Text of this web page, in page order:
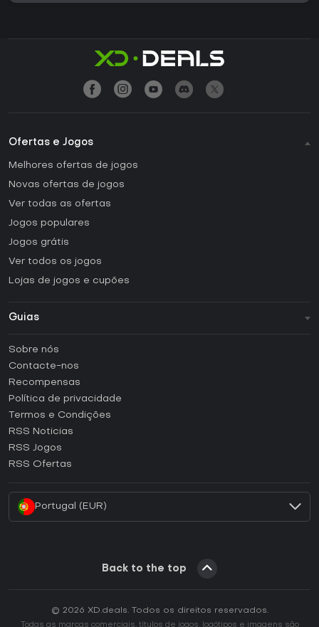
Ofertas e Jogos
Melhores ofertas de jogos
Novas ofertas de jogos
Ver todas as ofertas
Jogos populares
Jogos grátis
Ver todos os jogos
Lojas de jogos e cupões
Guias
Como ativar uma CD Key Steam?
Como ativar uma CD Key Epic Games?
Como ativar uma CD Key GOG?
Como ativar uma CD Key Ubisoft Connect?
Sobre nós
Contacte-nos
Recompensas
Política de privacidade
Termos e Condições
RSS Noticias
RSS Jogos
RSS Ofertas
Portugal (EUR)
Back to the top
© 2026 XD.deals. Todos os direitos reservados.
Todas as marcas comerciais, títulos de jogos, logótipos e imagens são